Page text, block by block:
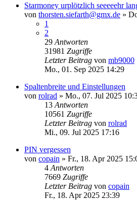
Starmoney urplötzlich seeeeehr
von thorsten.siefarth@gmx.de »
1
2
29 Antworten
31981 Zugriffe
Letzter Beitrag von mb9000
Mo., 01. Sep 2025 14:29
Spaltenbreite und Einstellungen
von rolrad » Mo., 07. Jul 2025
13 Antworten
10561 Zugriffe
Letzter Beitrag von rolrad
Mi., 09. Jul 2025 17:16
PIN vergessen
von copain » Fr., 18. Apr 2025
4 Antworten
7669 Zugriffe
Letzter Beitrag von copain
Fr., 18. Apr 2025 23:39